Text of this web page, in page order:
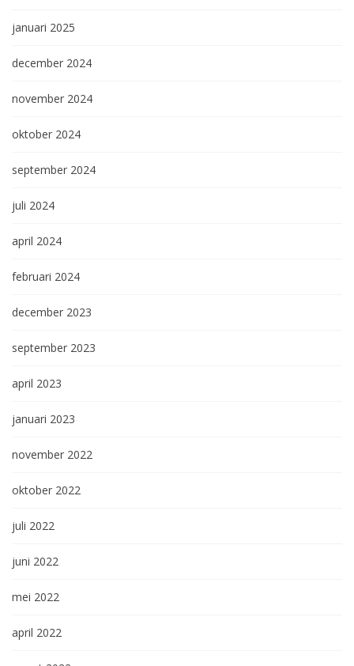
januari 2025
december 2024
november 2024
oktober 2024
september 2024
juli 2024
april 2024
februari 2024
december 2023
september 2023
april 2023
januari 2023
november 2022
oktober 2022
juli 2022
juni 2022
mei 2022
april 2022